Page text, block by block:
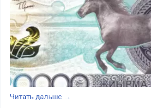
Читать дальше →